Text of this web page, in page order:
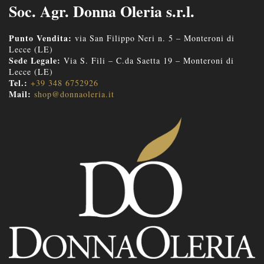
Soc. Agr. Donna Oleria s.r.l.
Punto Vendita: via San Filippo Neri n. 5 – Monteroni di
Lecce (LE)
Sede Legale: Via S. Fili – C.da Saetta 19 – Monteroni di
Lecce (LE)
Tel.: +39 348 6752926
Mail: shop@donnaoleria.it